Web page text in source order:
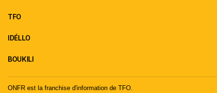
TFO
IDÉLLO
BOUKILI
ONFR est la franchise d'information de TFO.